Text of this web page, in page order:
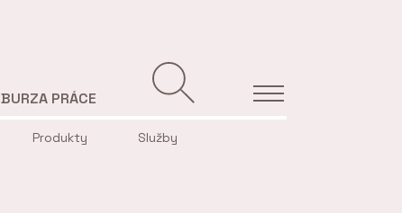
Produkty Služby
BURZA PRÁCE